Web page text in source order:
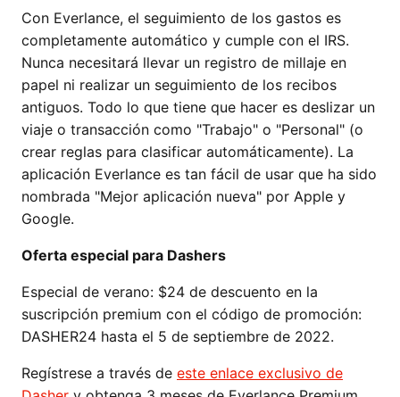
Con Everlance, el seguimiento de los gastos es
completamente automático y cumple con el IRS.
Nunca necesitará llevar un registro de millaje en
papel ni realizar un seguimiento de los recibos
antiguos. Todo lo que tiene que hacer es deslizar un
viaje o transacción como "Trabajo" o "Personal" (o
crear reglas para clasificar automáticamente). La
aplicación Everlance es tan fácil de usar que ha sido
nombrada "Mejor aplicación nueva" por Apple y
Google.
Oferta especial para Dashers
Especial de verano: $24 de descuento en la
suscripción premium con el código de promoción:
DASHER24 hasta el 5 de septiembre de 2022.
Regístrese a través de este enlace exclusivo de